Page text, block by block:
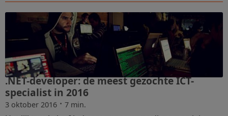
.NET-developer: de meest gezochte ICT-
specialist in 2016
3 oktober 2016 · 7 min.